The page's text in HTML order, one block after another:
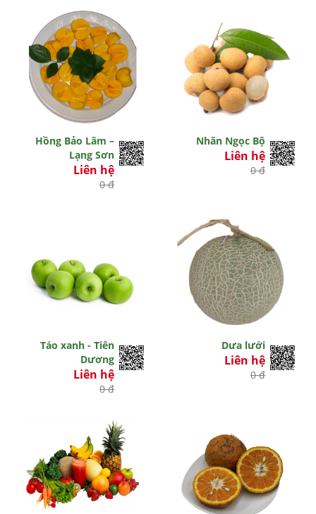
Hồng Bảo Lâm –
Lạng Sơn
Liên hệ
0 đ
Nhãn Ngọc Bộ
Liên hệ
0 đ
Táo xanh - Tiên
Dương
Liên hệ
0 đ
Dưa lưới
Liên hệ
0 đ